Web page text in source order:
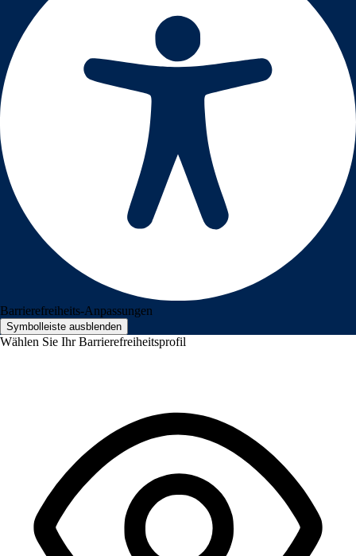
Barrierefreiheits-Anpassungen
Symbolleiste ausblenden
Wählen Sie Ihr Barrierefreiheitsprofil